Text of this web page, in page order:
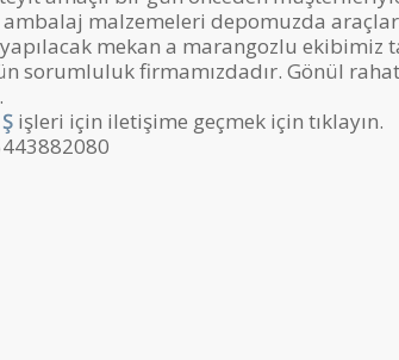
malzemeleri depomuzda
mekan a marangozlu ekibimiz
sorumluluk firmamızdadır. Gönül
Ş işleri için iletişime geçmek için tıklayın.